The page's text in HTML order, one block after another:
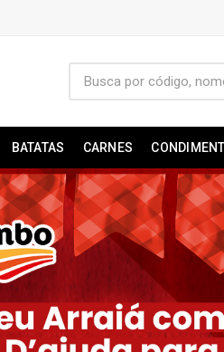
BATATAS CARNES